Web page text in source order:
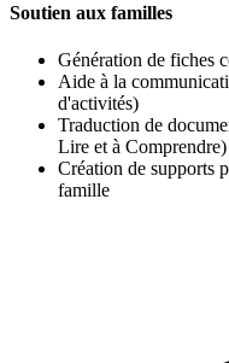
Soutien aux familles
Génération de fiches
Aide à la
d'activités)
Traduction de
Lire et à Comprendre)
Création de supports
famille